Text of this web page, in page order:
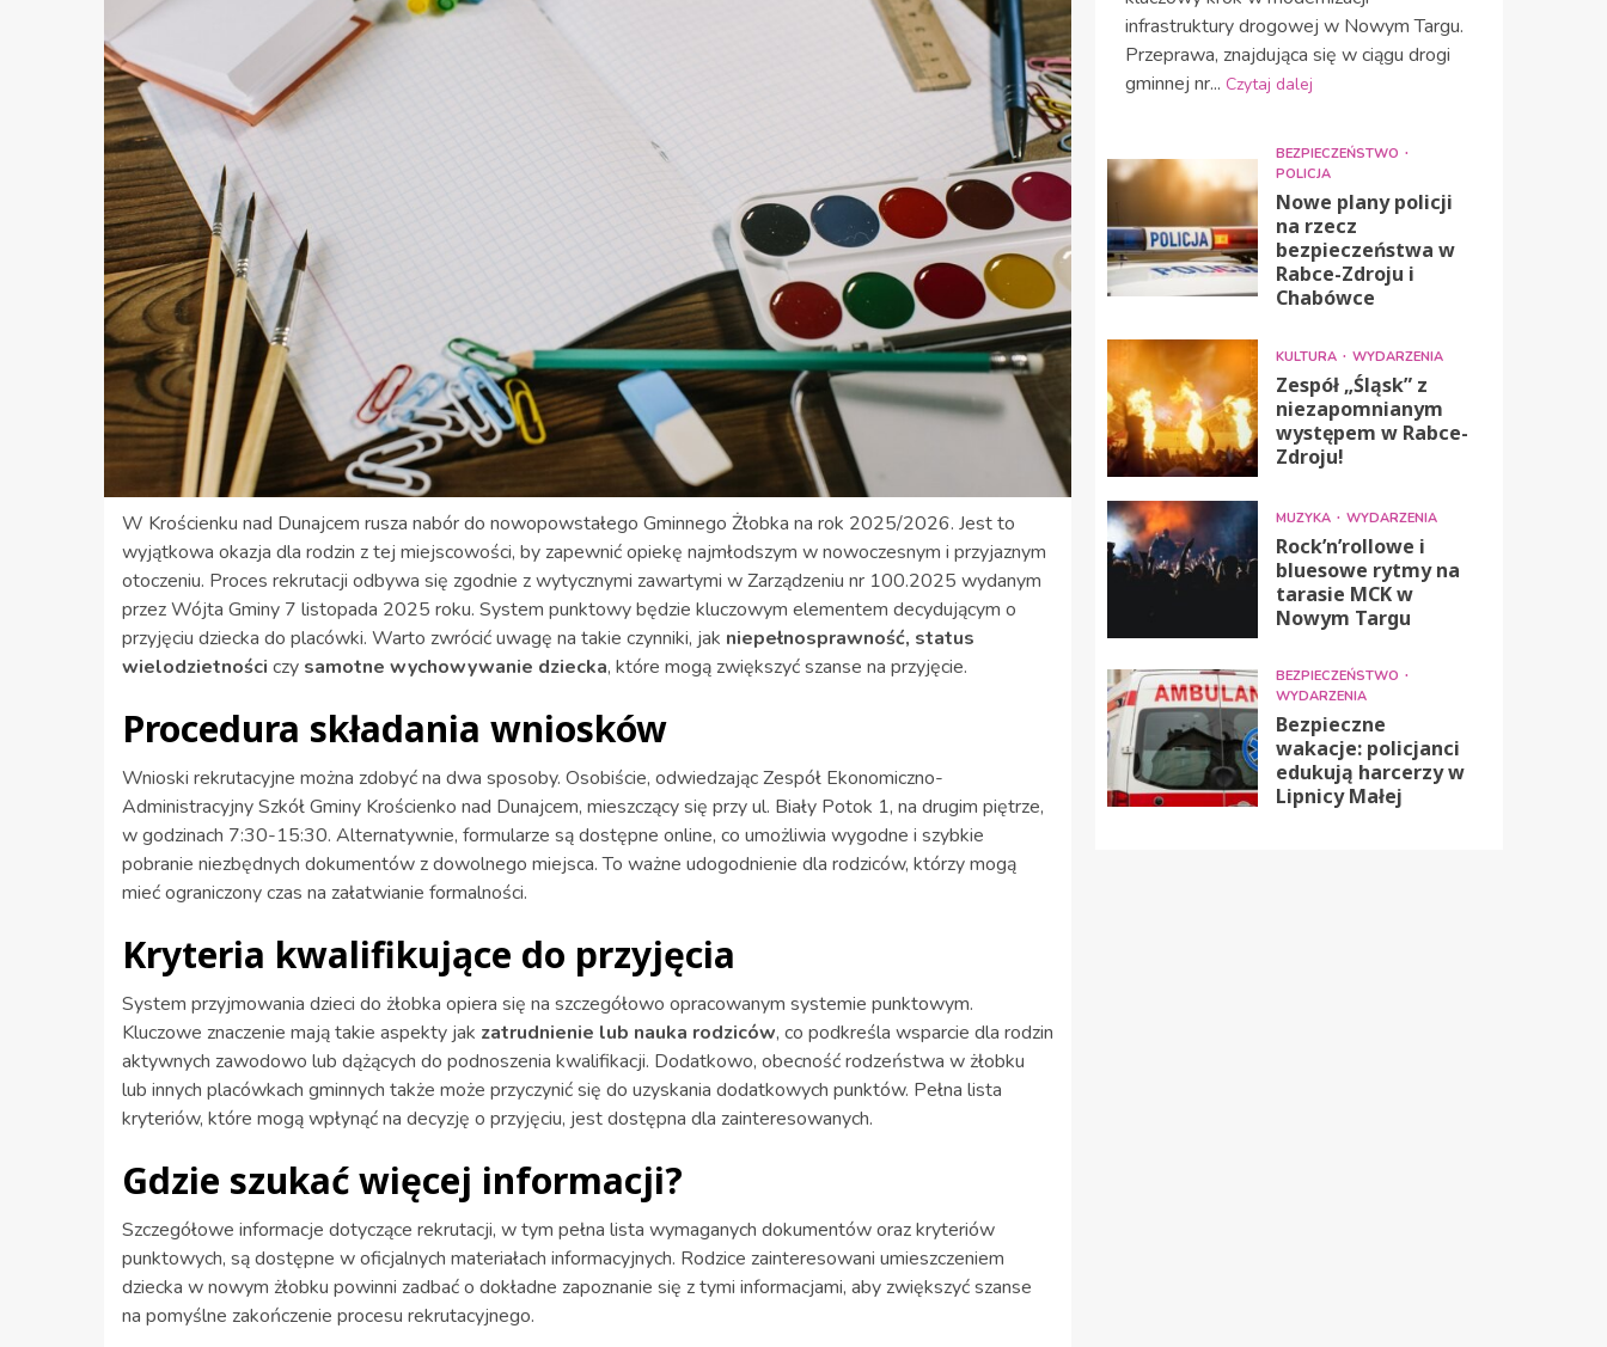
W Krościenku nad Dunajcem rusza nabór do nowopowstałego Gminnego Żłobka na rok 2025/2026. Jest to
wyjątkowa okazja dla rodzin z tej miejscowości, by zapewnić opiekę najmłodszym w nowoczesnym i przyjaznym
otoczeniu. Proces rekrutacji odbywa się zgodnie z wytycznymi zawartymi w Zarządzeniu nr 100.2025 wydanym
przez Wójta Gminy 7 listopada 2025 roku. System punktowy będzie kluczowym elementem decydującym o
przyjęciu dziecka do placówki. Warto zwrócić uwagę na takie czynniki, jak niepełnosprawność, status
wielodzietności czy samotne wychowywanie dziecka, które mogą zwiększyć szanse na przyjęcie.
Procedura składania wniosków
Wnioski rekrutacyjne można zdobyć na dwa sposoby. Osobiście, odwiedzając Zespół Ekonomiczno-
Administracyjny Szkół Gminy Krościenko nad Dunajcem, mieszczący się przy ul. Biały Potok 1, na drugim piętrze,
w godzinach 7:30-15:30. Alternatywnie, formularze są dostępne online, co umożliwia wygodne i szybkie
pobranie niezbędnych dokumentów z dowolnego miejsca. To ważne udogodnienie dla rodziców, którzy mogą
mieć ograniczony czas na załatwianie formalności.
Kryteria kwalifikujące do przyjęcia
System przyjmowania dzieci do żłobka opiera się na szczegółowo opracowanym systemie punktowym.
Kluczowe znaczenie mają takie aspekty jak zatrudnienie lub nauka rodziców, co podkreśla wsparcie dla rodzin
aktywnych zawodowo lub dążących do podnoszenia kwalifikacji. Dodatkowo, obecność rodzeństwa w żłobku
lub innych placówkach gminnych także może przyczynić się do uzyskania dodatkowych punktów. Pełna lista
kryteriów, które mogą wpłynąć na decyzję o przyjęciu, jest dostępna dla zainteresowanych.
Gdzie szukać więcej informacji?
Szczegółowe informacje dotyczące rekrutacji, w tym pełna lista wymaganych dokumentów oraz kryteriów
punktowych, są dostępne w oficjalnych materiałach informacyjnych. Rodzice zainteresowani umieszczeniem
dziecka w nowym żłobku powinni zadbać o dokładne zapoznanie się z tymi informacjami, aby zwiększyć szanse
na pomyślne zakończenie procesu rekrutacyjnego.
infrastruktury drogowej w Nowym Targu.
Przeprawa, znajdująca się w ciągu drogi
gminnej nr... Czytaj dalej
BEZPIECZEŃSTWO
POLICJA
Nowe plany policji
na rzecz
bezpieczeństwa w
Rabce-Zdroju i
Chabówce
KULTURA WYDARZENIA
Zespół „Śląsk” z
niezapomnianym
występem w Rabce-
Zdroju!
MUZYKA WYDARZENIA
Rock’n’rollowe i
bluesowe rytmy na
tarasie MCK w
Nowym Targu
BEZPIECZEŃSTWO
WYDARZENIA
Bezpieczne
wakacje: policjanci
edukują harcerzy w
Lipnicy Małej